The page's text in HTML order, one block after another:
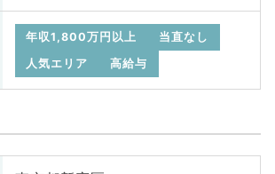
年収1,800万円以上
当直なし
人気エリア
高給与